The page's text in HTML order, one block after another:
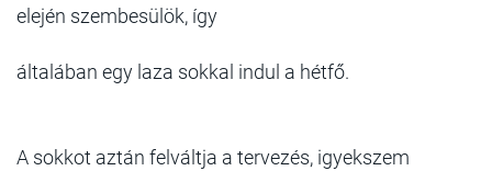
elején szembesülök, így
általában egy laza sokkal indul a hétfő.
A sokkot aztán felváltja a tervezés, igyekszem